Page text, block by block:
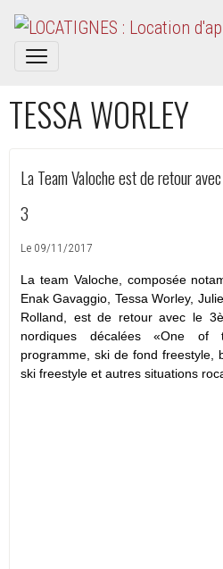
TESSA WORLEY
La Team Valoche est de retour
3
Le 09/11/2017
La team Valoche, composée
Enak Gavaggio, Tessa Worley,
Rolland, est de retour avec le
nordiques décalées «One of
programme, ski de fond freestyle,
ski freestyle et autres situations